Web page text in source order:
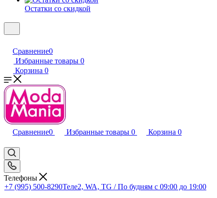
Остатки со скидкой
Сравнение0
Избранные товары 0
Корзина 0
Сравнение0 Избранные товары 0 Корзина 0
Телефоны
+7 (995) 500-8290Теле2, WA, TG / По будням c 09:00 до 19:00